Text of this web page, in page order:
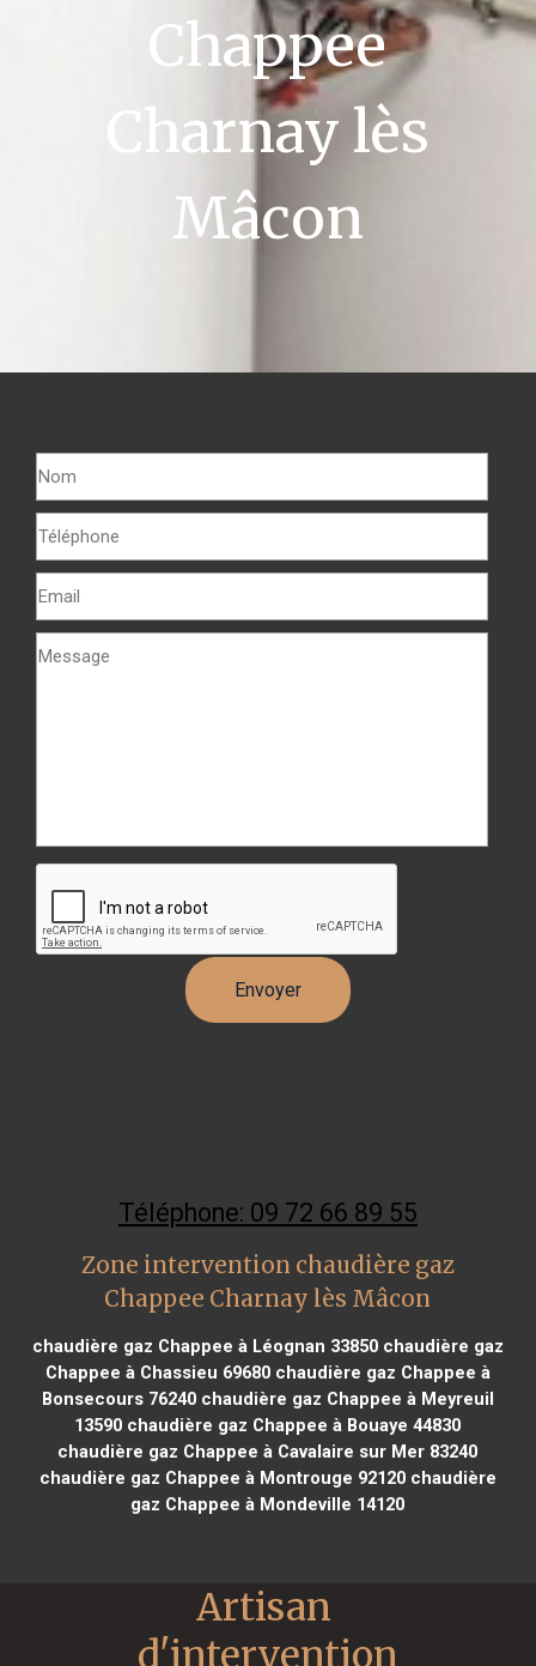
Chappee
Charnay lès
Mâcon
Téléphone: 09 72 66 89 55
Zone intervention chaudière gaz
Chappee Charnay lès Mâcon
chaudière gaz Chappee à Léognan 33850chaudière gaz
Chappee à Chassieu 69680chaudière gaz Chappee à
Bonsecours 76240chaudière gaz Chappee à Meyreuil
13590 chaudière gaz Chappee à Bouaye 44830
chaudière gaz Chappee à Cavalaire sur Mer 83240
chaudière gaz Chappee à Montrouge 92120chaudière
gaz Chappee à Mondeville 14120
Artisan
d'intervention